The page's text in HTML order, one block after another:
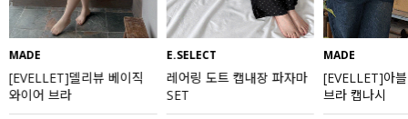
신상 5%
베스트
MADE
아우터
MADE
[EVELLET]델리뷰 베이직
와이어 브라
E.SELECT
레어링 도트 캡내장 파자마
SET
MADE
[EVELLET]아
브라 캡나시